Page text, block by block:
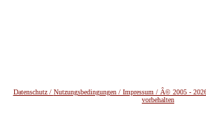
Datenschutz / Nutzungsbedingungen / Impressum / Â© 2005 -
vorbehalten